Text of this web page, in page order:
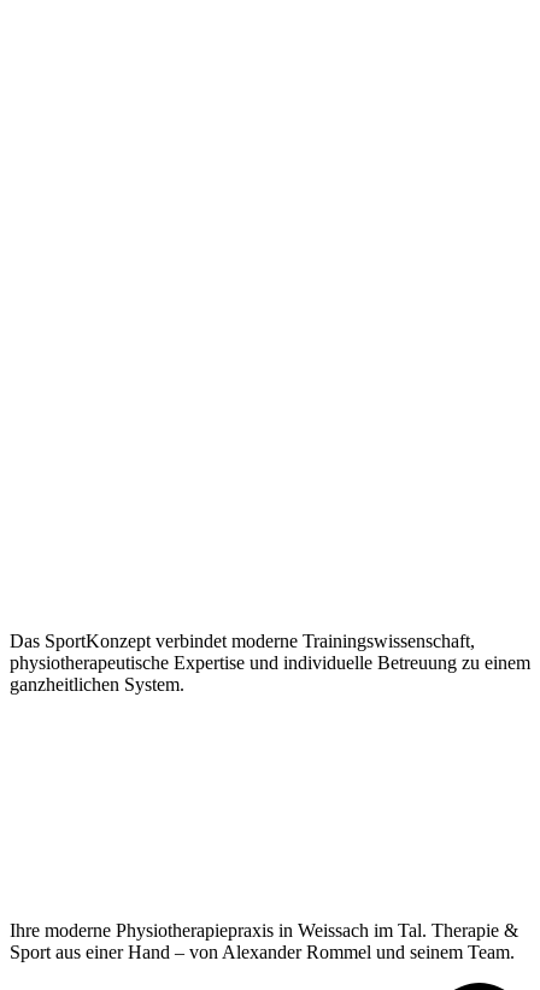
Das SportKonzept verbindet moderne Trainingswissenschaft,
physiotherapeutische Expertise und individuelle Betreuung zu einem
ganzheitlichen System.
Ihre moderne Physiotherapiepraxis in Weissach im Tal. Therapie &
Sport aus einer Hand – von Alexander Rommel und seinem Team.